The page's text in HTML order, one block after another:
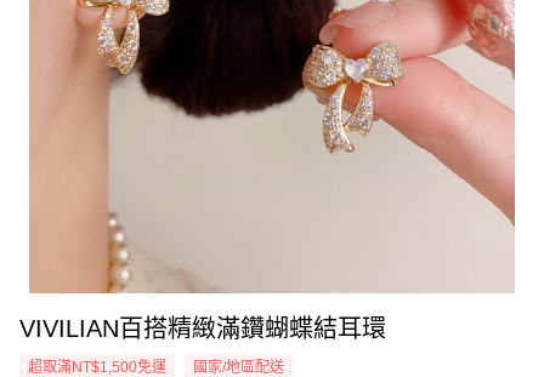
VIVILIAN百搭精緻滿鑽蝴蝶結耳環
超取滿NT$1,500免運 國家/地區配送